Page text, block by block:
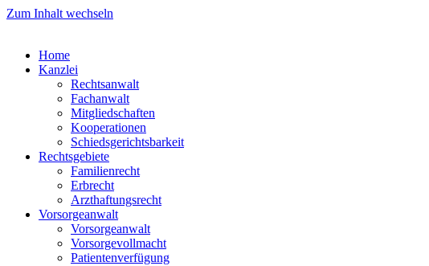
Zum Inhalt wechseln
Home
Kanzlei
Rechtsanwalt
Fachanwalt
Mitgliedschaften
Kooperationen
Schiedsgerichtsbarkeit
Rechtsgebiete
Familienrecht
Erbrecht
Arzthaftungsrecht
Vorsorgeanwalt
Vorsorgeanwalt
Vorsorgevollmacht
Patientenverfügung